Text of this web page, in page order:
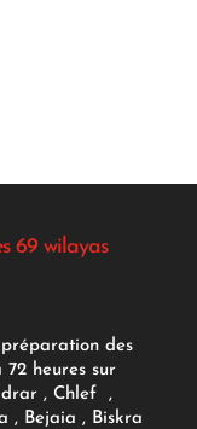
69 wilayas
des
heures sur
, Chlef ,
, Bejaia , Biskra